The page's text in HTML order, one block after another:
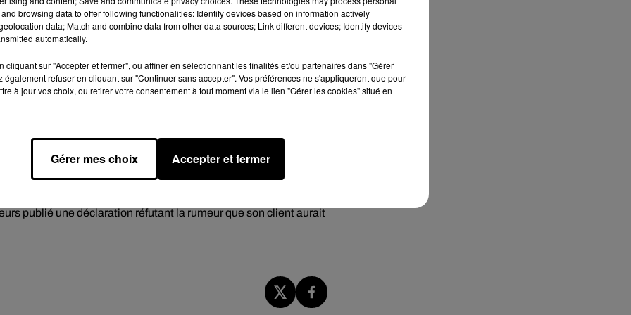
l'élément
Anybody,Take it to Trial,SkietSlatty. Le documentaireRap
juridiques de l'ancien rappeur McKinley Phipps Jr. qui a
commis. Plusieurs de ses paroles ont aussi été utilisées pour
d'un homme de 19 ans dans une boîte de nuit de Louisiane.
sorti de prison il y a plusieurs semaines. En effet, Sergio
américaine pour pouvoir quitter le centre de détention,
le rappeur a plaidé coupable d'une accusation de complot de
de 29 ans est confronté à une avalanche d'allégations de
publié une déclaration réfutant la rumeur que son client aurait
browsing data to offer following functionalities: Identify devices based on information actively
data; Match and combine data from other data sources; Link different devices; Identify devices
automatically.
cliquant sur "Accepter et fermer", ou affiner en sélectionnant les finalités et/ou partenaires dans "Gérer
également refuser en cliquant sur "Continuer sans accepter". Vos préférences ne s'appliqueront que pour
à jour vos choix, ou retirer votre consentement à tout moment via le lien "Gérer les cookies" situé en
Gérer mes choix Accepter et fermer